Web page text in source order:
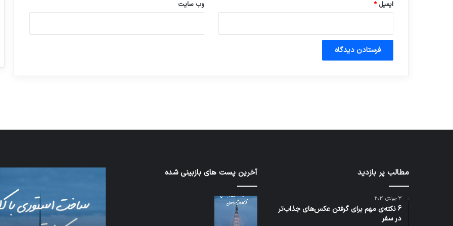
ایمیل* وب‌ سایت
آماده برای کشف
مطالب پر بازدید
3 جولای 2021
6 نکته‌ی مهم برای گرفتن عکس‌های جذاب‌تر
در سفر
آخرین پست های بازبینی شده
تدابیر
خواب
و
بیداری
در